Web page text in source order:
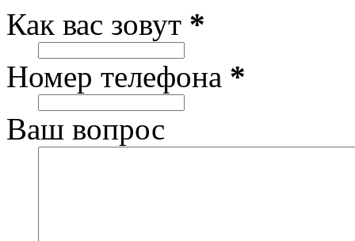
Как вас зовут *
Номер телефона *
Ваш вопрос